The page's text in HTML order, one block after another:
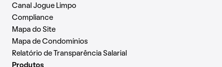
Canal Jogue Limpo
Compliance
Mapa do Site
Mapa de Condomínios
Relatório de Transparência Salarial
Produtos